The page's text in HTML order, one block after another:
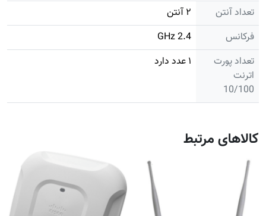
تعداد آنتن
۲ آنتن
فرکانس
2.4 GHz
تعداد پورت
اترنت
10/100
۱ عدد دارد
کالاهای مرتبط